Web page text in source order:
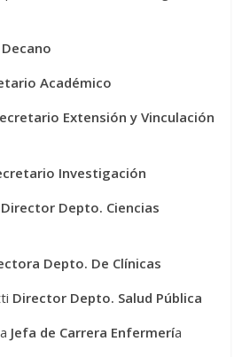
Decano
Académico
Extensión y Vinculación
Investigación
Director Depto. Ciencias
Depto. De Clínicas
Director Depto. Salud Pública
Jefa de Carrera Enfermería